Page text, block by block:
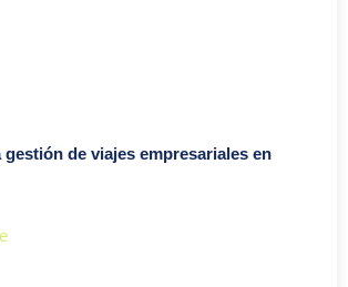
gestión de viajes empresariales en